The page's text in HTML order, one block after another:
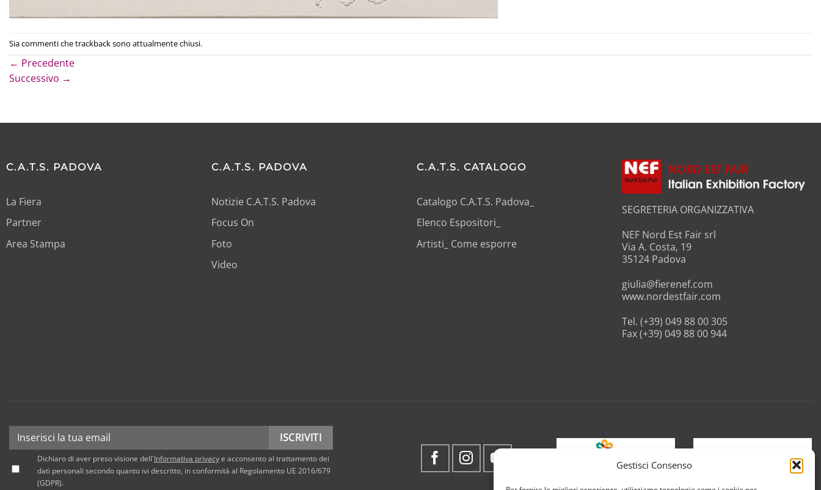
Gestisci Consenso
Sia commenti che trackback sono attualmente chiusi.
← Precedente
Successivo →
C.A.T.S. PADOVA
La Fiera
Partner
Area Stampa
C.A.T.S. PADOVA
Notizie C.A.T.S. Padova
Focus On
Foto
Video
C.A.T.S. CATALOGO
Catalogo C.A.T.S. Padova_
Elenco Espositori_
Artisti_ Come esporre
SEGRETERIA ORGANIZZATIVA
NEF Nord Est Fair srl
Via A. Costa, 19
35124 Padova
giulia@fierenef.com
www.nordestfair.com
Tel. (+39) 049 88 00 305
Fax (+39) 049 88 00 944
Dichiaro di aver preso visione dell'Informativa privacye acconsento al trattamento dei
dati personali secondo quanto ivi descritto, in conformità al Regolamento UE 2016/679
(GDPR).